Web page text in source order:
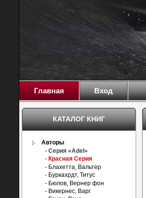
Главная Вход
КАТАЛОГ КНИГ
Авторы
- Серия «Adel»
- Красная Серия
- Блахетта, Вальтер
- Буркахрдт, Титус
- Бюлов, Вернер фон
- Викернес, Варг